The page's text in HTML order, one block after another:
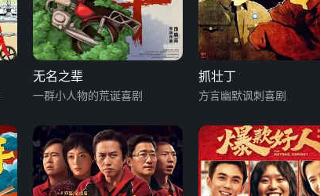
无名之辈
一群小人物的荒诞喜剧
抓壮丁
方言幽默讽刺喜剧